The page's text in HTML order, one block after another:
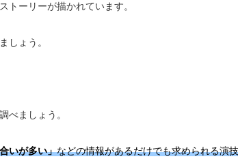
トーリーが描かれています。
しょう。
べましょう。
いが多い」などの情報があるだけでも求められる演